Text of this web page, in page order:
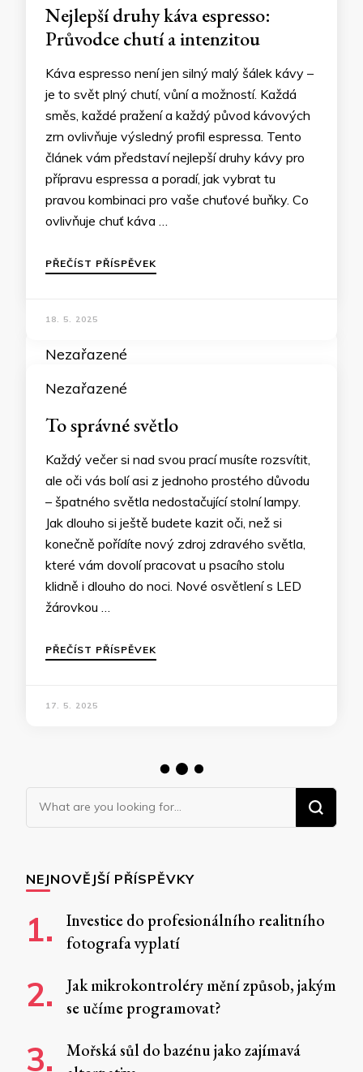
Nejlepší druhy káva espresso:
Průvodce chutí a intenzitou
Káva espresso není jen silný malý šálek kávy –
je to svět plný chutí, vůní a možností. Každá
směs, každé pražení a každý původ kávových
zrn ovlivňuje výsledný profil espressa. Tento
článek vám představí nejlepší druhy kávy pro
přípravu espressa a poradí, jak vybrat tu
pravou kombinaci pro vaše chuťové buňky. Co
ovlivňuje chuť káva …
PŘEČÍST PŘÍSPĚVEK
18. 5. 2025
Nezařazené
To správné světlo
Každý večer si nad svou prací musíte rozsvítit,
ale oči vás bolí asi z jednoho prostého důvodu
– špatného světla nedostačující stolní lampy.
Jak dlouho si ještě budete kazit oči, než si
konečně pořídíte nový zdroj zdravého světla,
které vám dovolí pracovat u psacího stolu
klidně i dlouho do noci. Nové osvětlení s LED
žárovkou …
PŘEČÍST PŘÍSPĚVEK
17. 5. 2025
Kvalitní odvlhčení bez
nadměrného hluku
Potřebujete odvlhčit prostory? Hledáte
zařízení, které bude efektivní, kvalitní a co
nejméně hlučné? Naše odvlhčovače vaše
požadavky jistě splní. Pokud máte v domě
přílišnou vlhkost, která nejde odstranit
odvětráváním, jsou tato zařízení opravdu na
místě. Může jít o přístroje pro domácí použití,
nebo průmyslové využití. Liší se různými
odvlhčovače Průmyslové odvlhčovače …